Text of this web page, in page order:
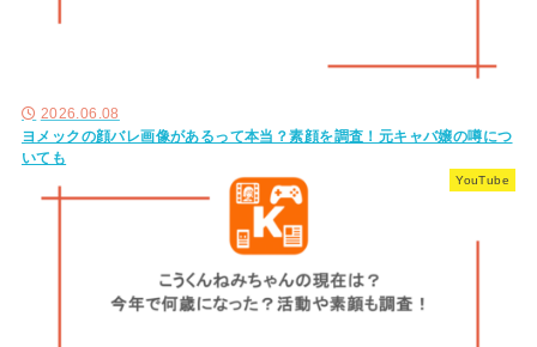
2026.06.08
ヨメックの顔バレ画像があるって本当？素顔を調査！元キャバ嬢の噂につ
いても
YouTube